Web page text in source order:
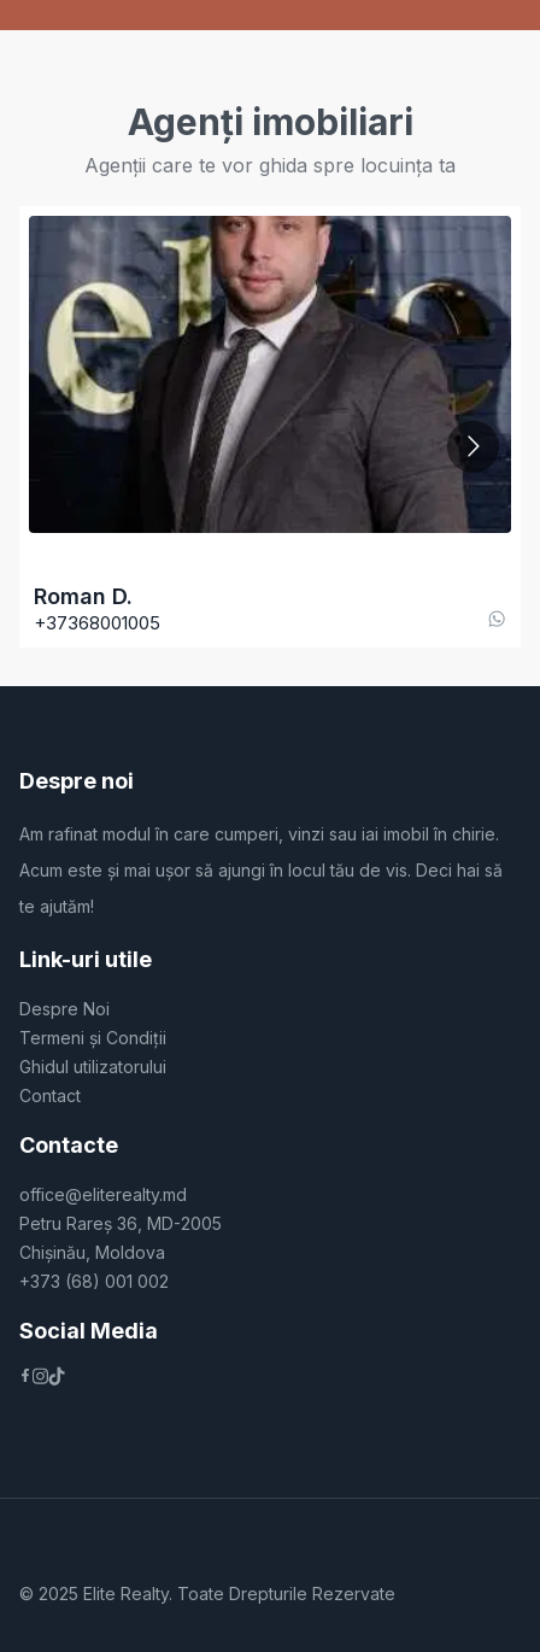
Agenți imobiliari
Agenții care te vor ghida spre locuința ta
Roman D.
+37368001005
Despre noi
Am rafinat modul în care cumperi, vinzi sau iai imobil în chirie.
Acum este și mai ușor să ajungi în locul tău de vis. Deci hai să
te ajutăm!
Link-uri utile
Despre Noi
Termeni și Condiții
Ghidul utilizatorului
Contact
Contacte
office@eliterealty.md
Petru Rareș 36, MD-2005
Chișinău, Moldova
+373 (68) 001 002
Social Media
© 2025 Elite Realty. Toate Drepturile Rezervate